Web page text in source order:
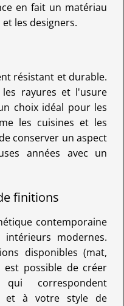
en fait un matériau
les designers.
résistant et durable.
rayures et l'usure
choix idéal pour les
les cuisines et les
conserver un aspect
années avec un
finitions
contemporaine
modernes.
disponibles (mat,
est possible de créer
correspondent
et à votre style de